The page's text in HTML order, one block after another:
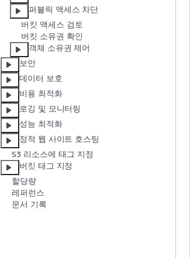
퍼블릭 액세스 차단
버킷 액세스 검토
버킷 소유권 확인
객체 소유권 제어
보안
데이터 보호
비용 최적화
로깅 및 모니터링
성능 최적화
정적 웹 사이트 호스팅
S3 리소스에 태그 지정
버킷 태그 지정
할당량
레퍼런스
문서 기록